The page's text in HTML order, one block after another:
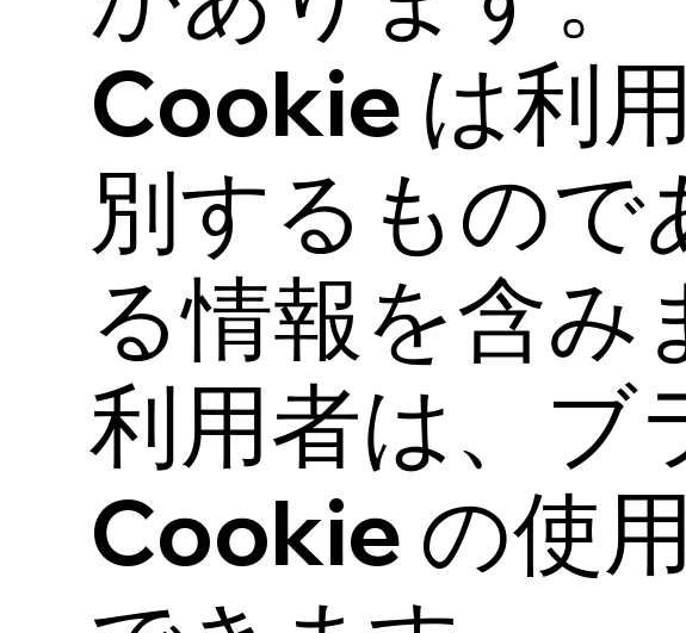
Cookie は利
別するもので
る情報を含み
利用者は、ブ
Cookie の使